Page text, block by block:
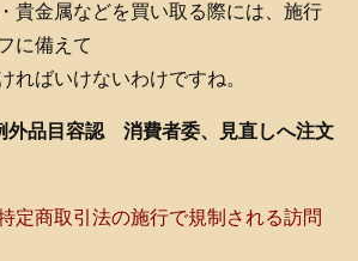
貴金属などを買い取る際には、施行
に備えて
ればいけないわけですね。
外品目容認 消費者委、見直しへ注文
定商取引法の施行で規制される訪問